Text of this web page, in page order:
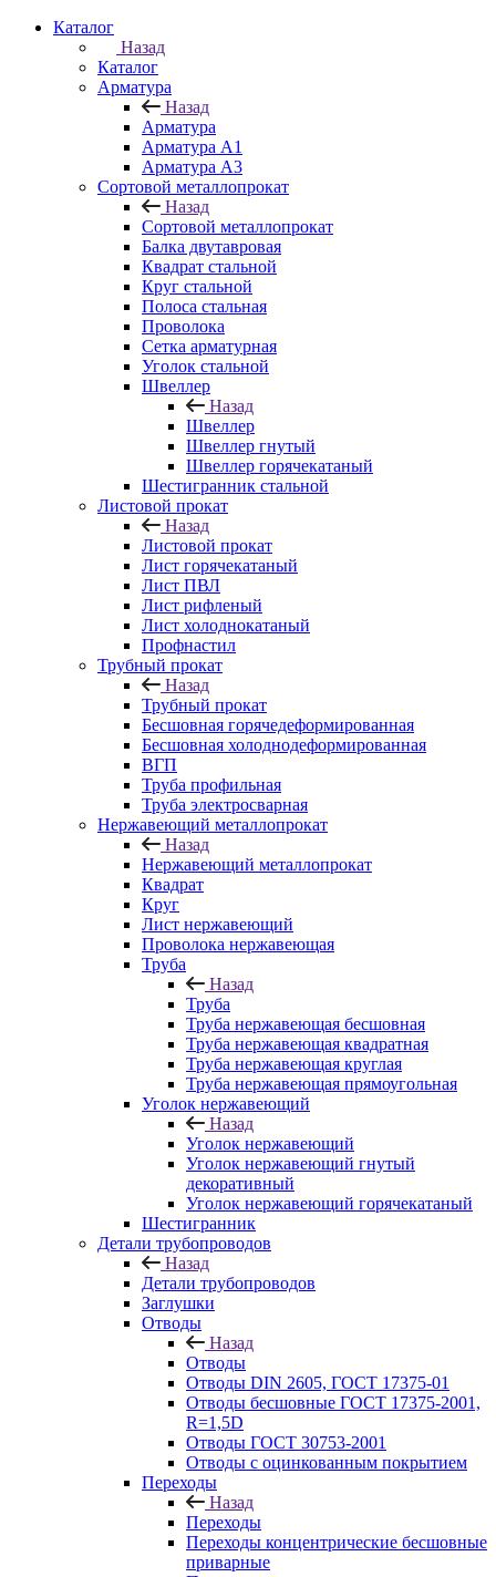
Каталог
Назад
Каталог
Арматура
Назад
Арматура
Арматура A1
Арматура А3
Сортовой металлопрокат
Назад
Сортовой металлопрокат
Балка двутавровая
Квадрат стальной
Круг стальной
Полоса стальная
Проволока
Сетка арматурная
Уголок стальной
Швеллер
Назад
Швеллер
Швеллер гнутый
Швеллер горячекатаный
Шестигранник стальной
Листовой прокат
Назад
Листовой прокат
Лист горячекатаный
Лист ПВЛ
Лист рифленый
Лист холоднокатаный
Профнастил
Трубный прокат
Назад
Трубный прокат
Бесшовная горячедеформированная
Бесшовная холоднодеформированная
ВГП
Труба профильная
Труба электросварная
Нержавеющий металлопрокат
Назад
Нержавеющий металлопрокат
Квадрат
Круг
Лист нержавеющий
Проволока нержавеющая
Труба
Назад
Труба
Труба нержавеющая бесшовная
Труба нержавеющая квадратная
Труба нержавеющая круглая
Труба нержавеющая прямоугольная
Уголок нержавеющий
Назад
Уголок нержавеющий
Уголок нержавеющий гнутый
декоративный
Уголок нержавеющий горячекатаный
Шестигранник
Детали трубопроводов
Назад
Детали трубопроводов
Заглушки
Отводы
Назад
Отводы
Отводы DIN 2605, ГОСТ 17375-01
Отводы бесшовные ГОСТ 17375-2001,
R=1,5D
Отводы ГОСТ 30753-2001
Отводы с оцинкованным покрытием
Переходы
Назад
Переходы
Переходы концентрические бесшовные
приварные